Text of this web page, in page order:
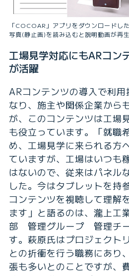
「COCOAR」アプリをダウンロードし
写真(静止画)を読み込むと説明動画が再
工場見学対応にもARコン
が活躍
ARコンテンツの導入で利用
なり、施主や関係企業から
が、このコンテンツは工場
も役立っています。「就職
め、工場見学に来られる方
ていますが、工場はいつも
はないので、従来はパネル
した。今はタブレットを持
コンテンツを視聴して理解
ます」と語るのは、瀧上
部 管理グループ 管理チ
す。萩原氏はプロジェクト
との折衝を行う職務にあり
張も多いとのことですが、